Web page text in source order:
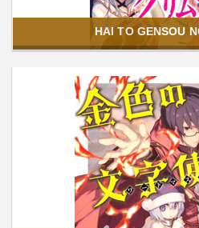
HAI TO GENSOU